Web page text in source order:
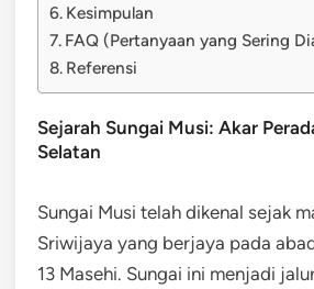
Kesimpulan
FAQ (Pertanyaan yang Sering
Referensi
Sejarah Sungai Musi: Akar
Selatan
Sungai Musi telah dikenal sejak
Sriwijaya yang berjaya pada
13 Masehi. Sungai ini menjadi